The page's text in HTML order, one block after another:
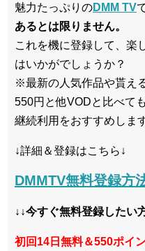
魅力たっぷりのDMM TV
あるとは限りません。
これを機に登録して、楽
はいかがでしょうか？
※最新の人気作品や貰え
550円と他VODと比べて
継続利用をおすすめします
↓詳細＆登録はこちら↓
DMMTV無料登録方
↓↓今すぐ無料登録したい
初回14日無料＆550ポイ